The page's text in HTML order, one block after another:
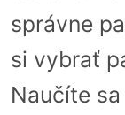
správne
si vybrať
Naučíte